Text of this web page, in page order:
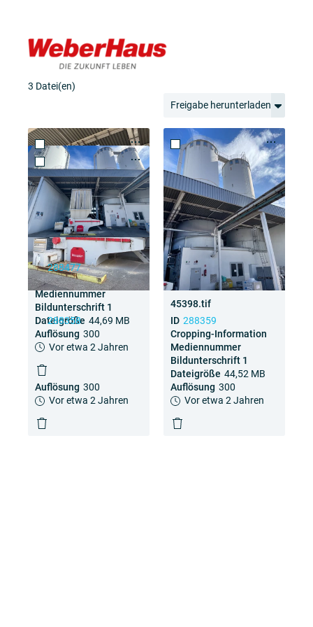
3 Datei(en)
Freigabe herunterladen
45397.tif
ID 288358
Cropping-Information
Mediennummer
Dateigröße
Auflösung 300
Vor etwa 2 Jahren
45398.tif
ID 288359
Cropping-Information
Mediennummer
Bildunterschrift 1
Dateigröße 44,52 MB
Auflösung 300
Vor etwa 2 Jahren
45404.tif
ID 288477
Cropping-Information
Mediennummer
Bildunterschrift 1
Dateigröße 44,69 MB
Auflösung 300
Vor etwa 2 Jahren